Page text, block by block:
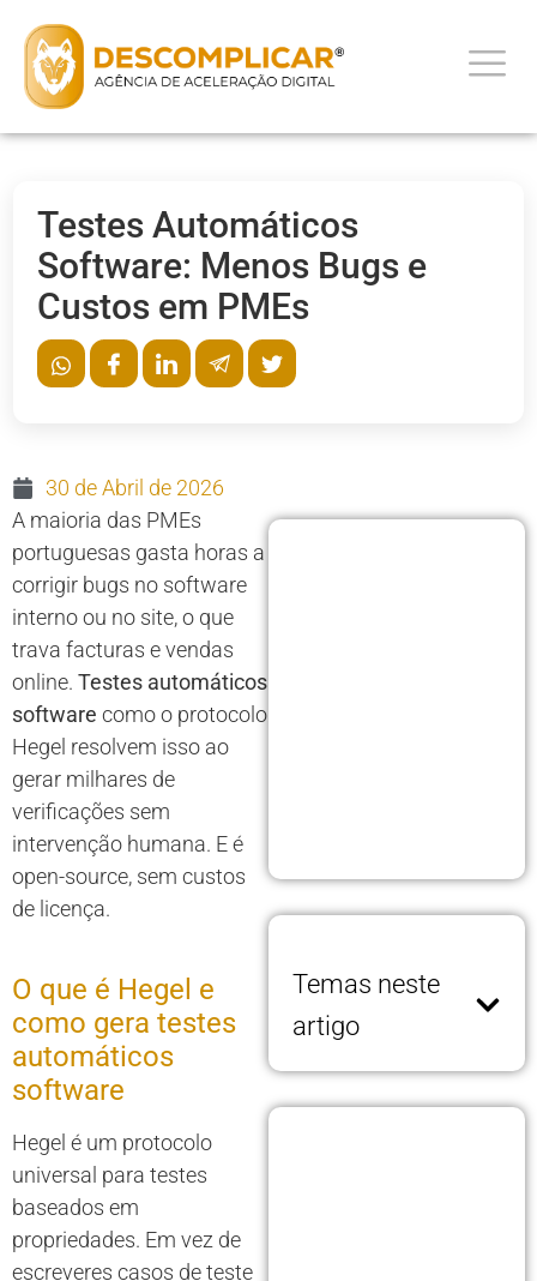
Testes Automáticos
Software: Menos Bugs e
Custos em PMEs
30 de Abril de 2026
A maioria das PMEs
portuguesas gasta horas a
corrigir bugs no software
interno ou no site, o que
trava facturas e vendas
online. Testes automáticos
software como o protocolo
Hegel resolvem isso ao
gerar milhares de
verificações sem
intervenção humana. E é
open-source, sem custos
de licença.
O que é Hegel e
como gera testes
automáticos
software
Hegel é um protocolo
universal para testes
baseados em
propriedades. Em vez de
escreveres casos de teste
Temas neste
artigo